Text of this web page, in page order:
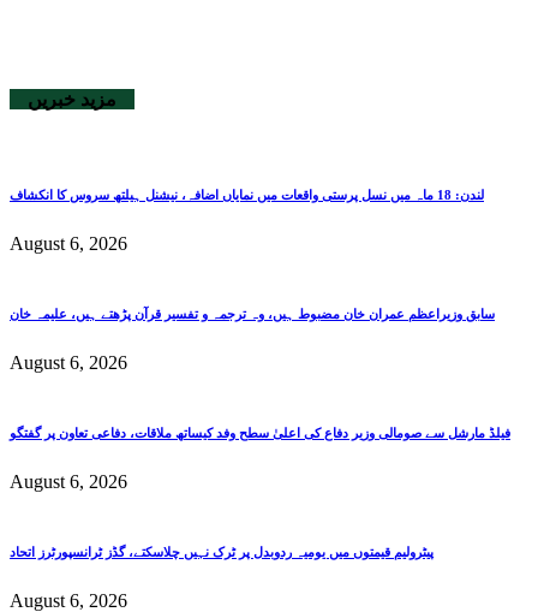
مزید خبریں
لندن: 18 ماہ میں نسل پرستی واقعات میں نمایاں اضافہ، نیشنل ہیلتھ سروس کا انکشاف
August 6, 2026
سابق وزیراعظم عمران خان مضبوط ہیں، وہ ترجمہ و تفسیر قرآن پڑھتے ہیں، علیمہ خان
August 6, 2026
فیلڈ مارشل سے صومالی وزیر دفاع کی اعلیٰ سطح وفد کیساتھ ملاقات، دفاعی تعاون پر گفتگو
August 6, 2026
پیٹرولیم قیمتوں میں یومیہ ردوبدل پر ٹرک نہیں چلاسکتے، گڈز ٹرانسپورٹرز اتحاد
August 6, 2026